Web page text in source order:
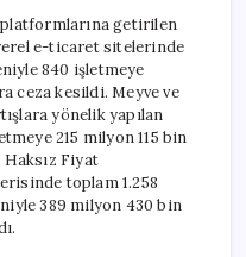
platformlarına getirilen
e-ticaret sitelerinde
840 işletmeye
ceza kesildi. Meyve ve
yönelik yapılan
215 milyon 115 bin
Fiyat
toplam 1.258
389 milyon 430 bin